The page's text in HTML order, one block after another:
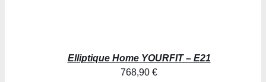
Elliptique Home YOURFIT – E21
768,90 €